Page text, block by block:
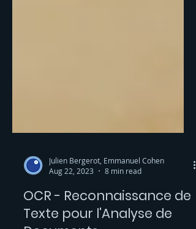
Julien Bergerot, Emmanuel Cohen
Aug 22, 2023
8 min read
OCR - Reconnaissance de